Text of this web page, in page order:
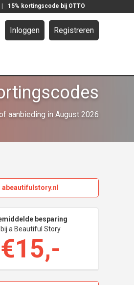
15% kortingscode bij OTTO
Inloggen Registreren
aanbieding in August 2026
abeautifulstory.nl
besparing
bij a Beautiful Story
€15,-